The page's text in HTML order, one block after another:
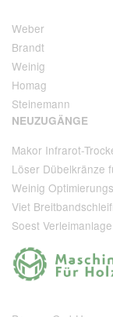
Weber
Brandt
Weinig
Homag
Steinemann
NEUZUGÄNGE
Makor Infrarot-
Viet